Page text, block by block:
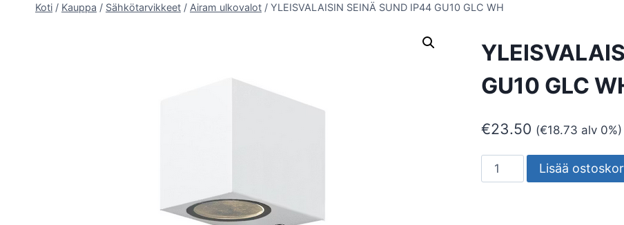
Koti / Kauppa / Sähkötarvikkeet / Airam ulkovalot / YLEISVALAISIN SEINÄ SUND IP44 GU10 GLC WH
GU10 GLC
€23.50 (€18.73 alv 0%)
YLEISVALAISIN
SEINÄ
Lisää